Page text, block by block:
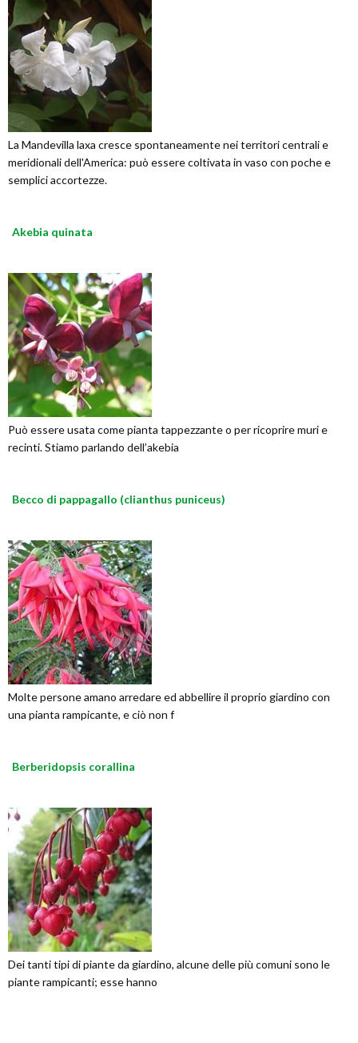
La Mandevilla laxa cresce spontaneamente nei territori centrali e
meridionali dell'America: può essere coltivata in vaso con poche e
semplici accortezze.
Akebia quinata
Può essere usata come pianta tappezzante o per ricoprire muri e
recinti. Stiamo parlando dell’akebia
Becco di pappagallo (clianthus puniceus)
Molte persone amano arredare ed abbellire il proprio giardino con
una pianta rampicante, e ciò non f
Berberidopsis corallina
Dei tanti tipi di piante da giardino, alcune delle più comuni sono le
piante rampicanti; esse hanno